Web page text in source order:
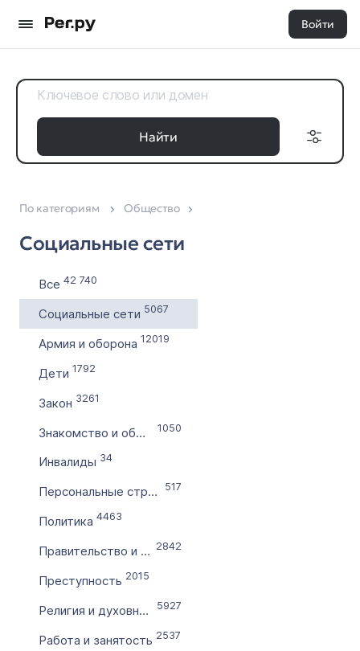
Войти
Найти
Доменные
Все 35
Дата регистрации
с
Выставлен на продажу
с
Цена домена в ₽
от
до
с
по
По категориям Общество
Социальные сети
Все 42 740
Социальные сети 5067
Армия и оборона 12019
Дети 1792
Закон 3261
Знакомство и общение 1050
Инвалиды 34
Персональные страницы 517
Политика 4463
Правительство и власть 2842
Преступность 2015
Религия и духовность 5927
Работа и занятость 2537